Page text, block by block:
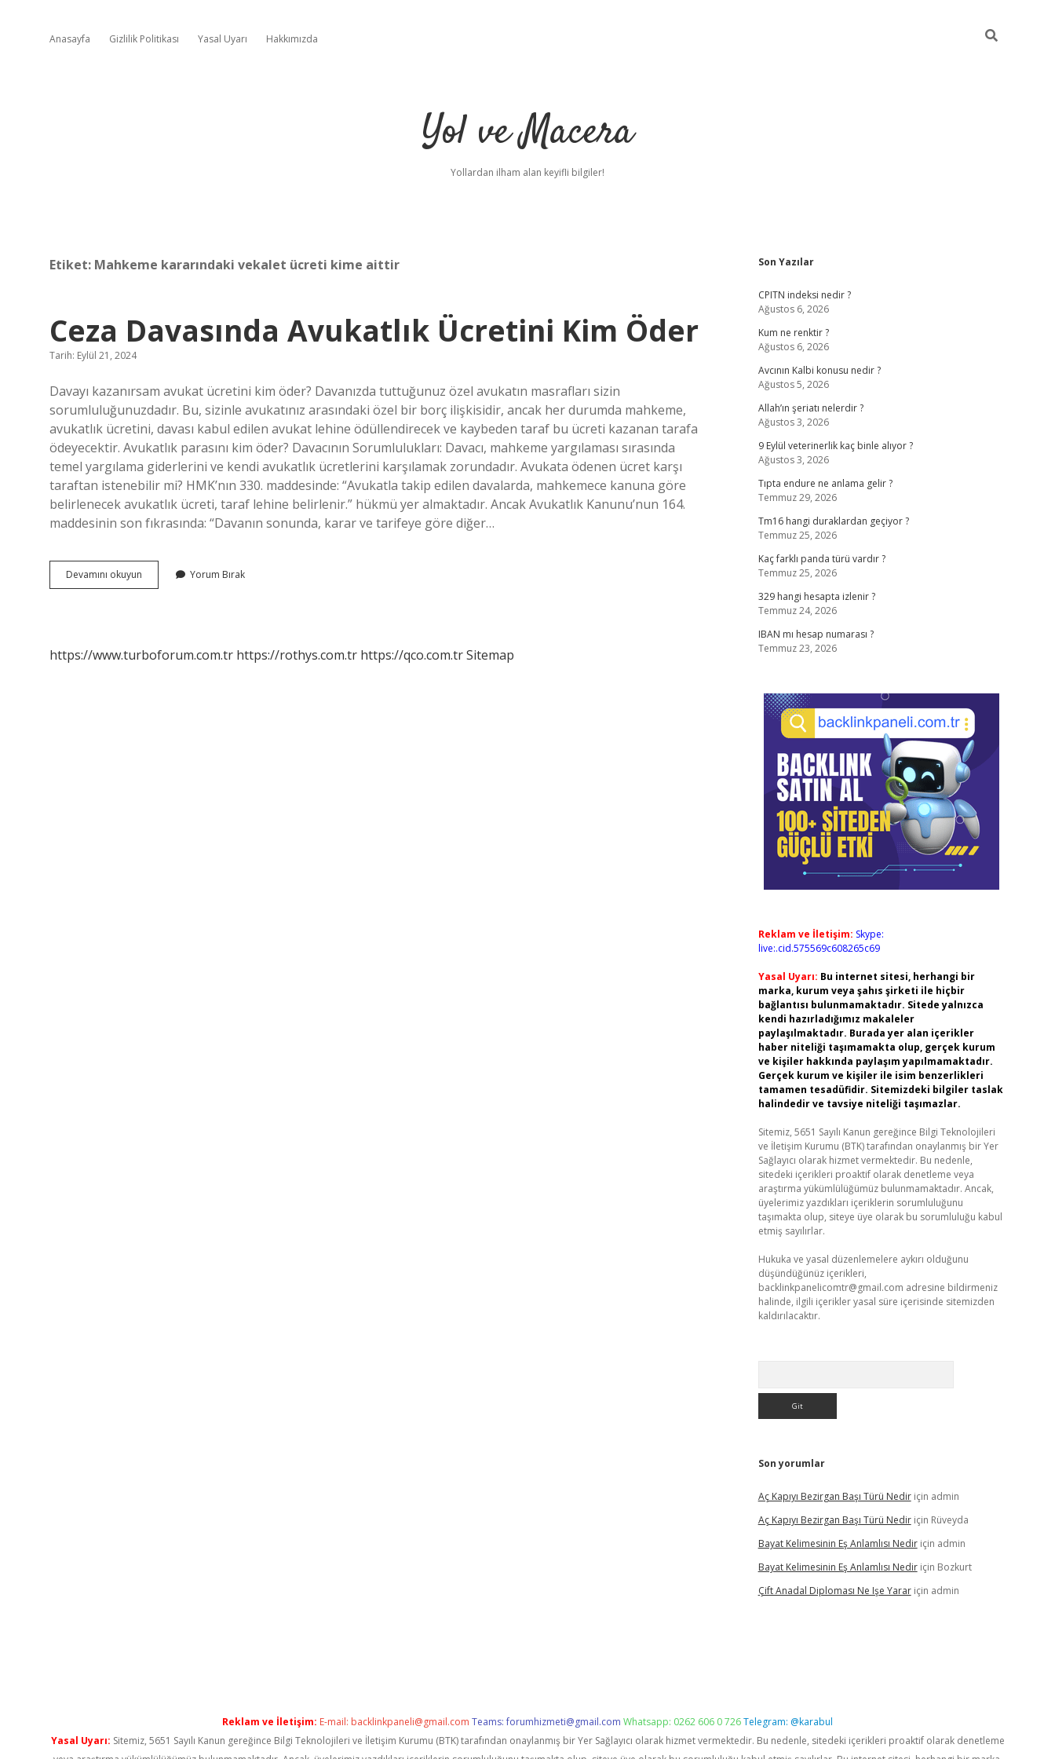
Anasayfa Gizlilik Politikası Yasal Uyarı Hakkımızda
Yol ve Macera
Yollardan ilham alan keyifli bilgiler!
Etiket: Mahkeme kararındaki vekalet ücreti kime aittir
Ceza Davasında Avukatlık Ücretini Kim Öder
Tarih: Eylül 21, 2024
Davayı kazanırsam avukat ücretini kim öder? Davanızda tuttuğunuz özel avukatın masrafları sizin
sorumluluğunuzdadır. Bu, sizinle avukatınız arasındaki özel bir borç ilişkisidir, ancak her durumda mahkeme,
avukatlık ücretini, davası kabul edilen avukat lehine ödüllendirecek ve kaybeden taraf bu ücreti kazanan tarafa
ödeyecektir. Avukatlık parasını kim öder? Davacının Sorumlulukları: Davacı, mahkeme yargılaması sırasında
temel yargılama giderlerini ve kendi avukatlık ücretlerini karşılamak zorundadır. Avukata ödenen ücret karşı
taraftan istenebilir mi? HMK’nın 330. maddesinde: “Avukatla takip edilen davalarda, mahkemece kanuna göre
belirlenecek avukatlık ücreti, taraf lehine belirlenir.” hükmü yer almaktadır. Ancak Avukatlık Kanunu’nun 164.
maddesinin son fıkrasında: “Davanın sonunda, karar ve tarifeye göre diğer…
Devamını okuyun
Davasında
Yorum Bırak
https://www.turboforum.com.tr https://rothys.com.tr https://qco.com.trSitemap
Sidebar
Son Yazılar
CPITN indeksi nedir ?
Ağustos 6, 2026
Kum ne renktir ?
Ağustos 6, 2026
Avcının Kalbi konusu nedir ?
Ağustos 5, 2026
Allah’ın şeriatı nelerdir ?
Ağustos 3, 2026
9 Eylül veterinerlik kaç binle alıyor ?
Ağustos 3, 2026
Tıpta endure ne anlama gelir ?
Temmuz 29, 2026
Tm16 hangi duraklardan geçiyor ?
Temmuz 25, 2026
Kaç farklı panda türü vardır ?
Temmuz 25, 2026
329 hangi hesapta izlenir ?
Temmuz 24, 2026
IBAN mı hesap numarası ?
Temmuz 23, 2026
Reklam ve İletişim: Skype:
live:.cid.575569c608265c69
Yasal Uyarı: Bu internet sitesi, herhangi bir
marka, kurum veya şahıs şirketi ile hiçbir
bağlantısı bulunmamaktadır. Sitede yalnızca
kendi hazırladığımız makaleler
paylaşılmaktadır. Burada yer alan içerikler
haber niteliği taşımamakta olup, gerçek kurum
ve kişiler hakkında paylaşım yapılmamaktadır.
Gerçek kurum ve kişiler ile isim benzerlikleri
tamamen tesadüfidir. Sitemizdeki bilgiler taslak
halindedir ve tavsiye niteliği taşımazlar.
Sitemiz, 5651 Sayılı Kanun gereğince Bilgi Teknolojileri
ve İletişim Kurumu (BTK) tarafından onaylanmış bir Yer
Sağlayıcı olarak hizmet vermektedir. Bu nedenle,
sitedeki içerikleri proaktif olarak denetleme veya
araştırma yükümlülüğümüz bulunmamaktadır. Ancak,
üyelerimiz yazdıkları içeriklerin sorumluluğunu
taşımakta olup, siteye üye olarak bu sorumluluğu kabul
etmiş sayılırlar.
Hukuka ve yasal düzenlemelere aykırı olduğunu
düşündüğünüz içerikleri,
backlinkpanelicomtr@gmail.com adresine bildirmeniz
halinde, ilgili içerikler yasal süre içerisinde sitemizden
kaldırılacaktır.
Son yorumlar
Aç Kapıyı Bezirgan Başı Türü Nediriçin admin
Aç Kapıyı Bezirgan Başı Türü Nediriçin Rüveyda
Bayat Kelimesinin Eş Anlamlısı Nediriçin admin
Bayat Kelimesinin Eş Anlamlısı Nediriçin Bozkurt
Çift Anadal Diploması Ne Işe Yarariçin admin
Reklam ve İletişim: E-mail: backlinkpaneli@gmail.com Teams:forumhizmeti@gmail.com Whatsapp: 0262 606 0 726Telegram: @karabul
Yasal Uyarı: Sitemiz, 5651 Sayılı Kanun gereğince Bilgi Teknolojileri ve İletişim Kurumu (BTK) tarafından onaylanmış bir Yer Sağlayıcı olarak hizmet vermektedir. Bu nedenle, sitedeki içerikleri proaktif olarak denetleme